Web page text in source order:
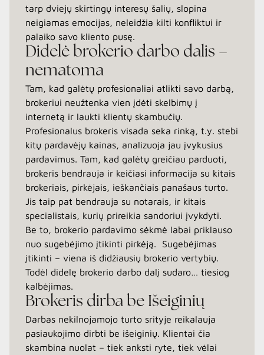
tarp dviejų skirtingų interesų šalių, slopina
neigiamas emocijas, neleidžia kilti konfliktui ir
palaiko savo kliento pusę.
Didelė brokerio darbo dalis –
nematoma
Tam, kad galėtų profesionaliai atlikti savo darbą,
brokeriui neužtenka vien įdėti skelbimų į
internetą ir laukti klientų skambučių.
Profesionalus brokeris visada seka rinką, t.y. stebi
kitų pardavėjų kainas, analizuoja jau įvykusius
pardavimus. Tam, kad galėtų greičiau parduoti,
brokeris bendrauja ir keičiasi informacija su kitais
brokeriais, pirkėjais, ieškančiais panašaus turto.
Jis taip pat bendrauja su notarais, ir kitais
specialistais, kurių prireikia sandoriui įvykdyti.
Be to, brokerio pardavimo sėkmė labai priklauso
nuo sugebėjimo įtikinti pirkėją. Sugebėjimas
įtikinti – viena iš didžiausių brokerio vertybių.
Todėl didelę brokerio darbo dalį sudaro… tiesiog
kalbėjimas.
Brokeris dirba be Išeiginių
Darbas nekilnojamojo turto srityje reikalauja
pasiaukojimo dirbti be išeiginių. Klientai čia
skambina nuolat – tiek anksti ryte, tiek vėlai